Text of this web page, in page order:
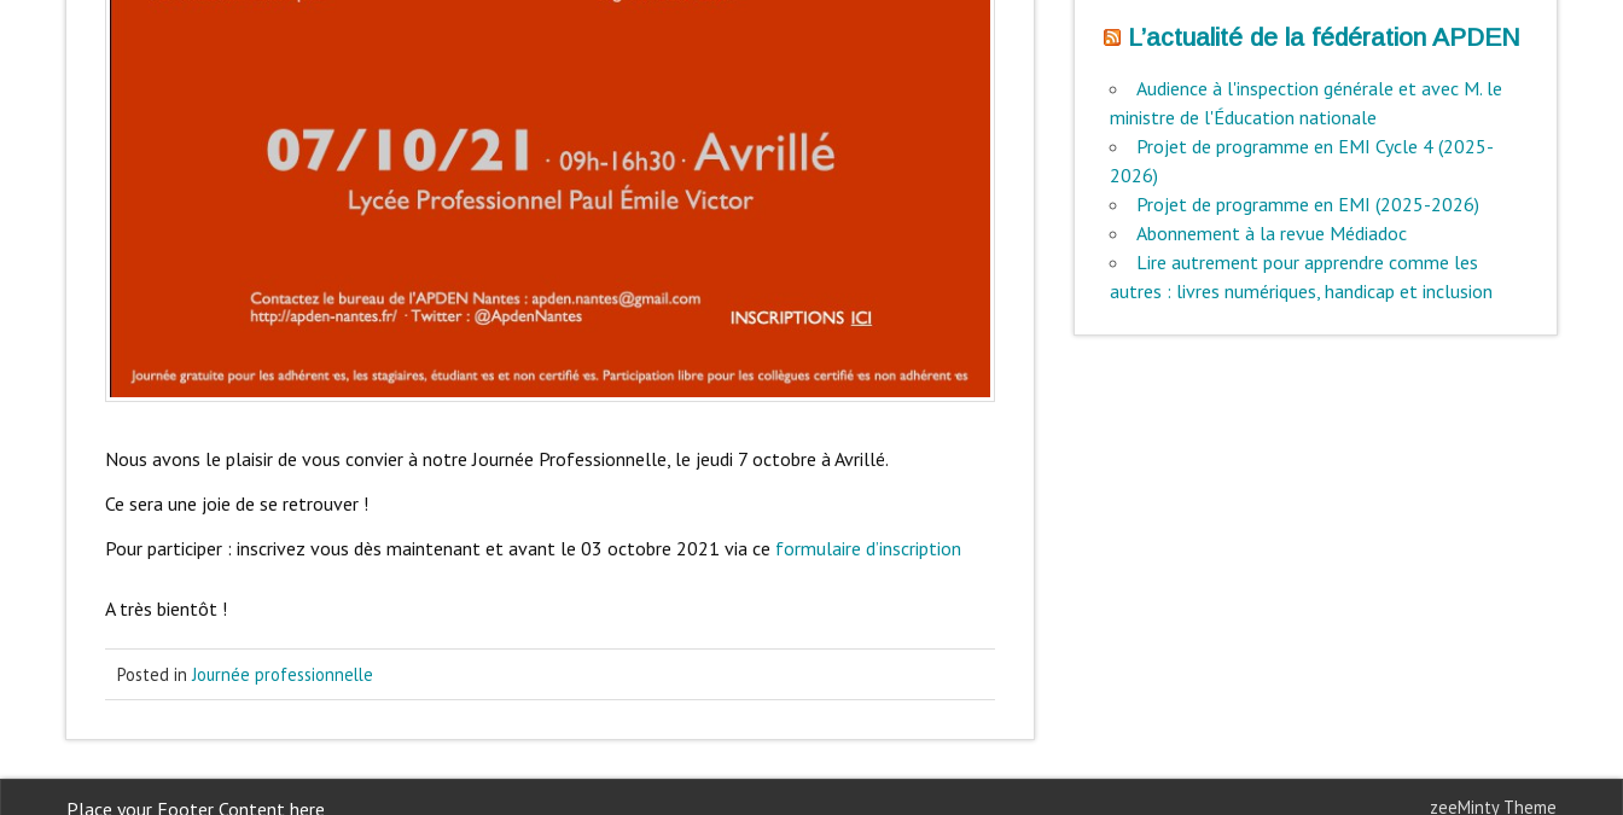
Nous avons le plaisir de vous convier à notre Journée Professionnelle, le jeudi 7 octobre à Avrillé.
Ce sera une joie de se retrouver !
Pour participer : inscrivez vous dès maintenant et avant le 03 octobre 2021 via ce formulaire d’inscription
A très bientôt !
Posted in Journée professionnelle
L’actualité de la fédération APDEN
Audience à l'inspection générale et avec M. le
ministre de l'Éducation nationale
Projet de programme en EMI Cycle 4 (2025-
2026)
Projet de programme en EMI (2025-2026)
Abonnement à la revue Médiadoc
Lire autrement pour apprendre comme les
autres : livres numériques, handicap et inclusion
Place your Footer Content here zeeMinty Theme